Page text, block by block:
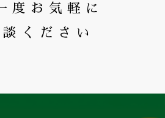
度お気軽に
ください